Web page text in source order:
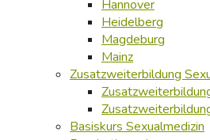
Hannover
Heidelberg
Magdeburg
Mainz
Zusatzweiterbildung
Basiskurs Sexualmedizin